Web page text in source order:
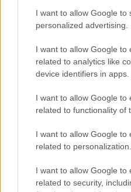
I want to allow Google to
personalized advertising.
I want to allow Google to
related to analytics like
device identifiers in apps.
I want to allow Google to
related to functionality of
I want to allow Google to
related to personalization.
I want to allow Google to
related to security,
Ez egy Fülke- poszt
vidékfejlesztési
ismeretlen dualizmus-
Darányi Ignác neve alatt.
szerint nem konkrét
nemzeti hőzöngést.
Gyere vissza,
Ez egy Fülke-
éve nevezte Bethlen
honalapítónak (segítek: